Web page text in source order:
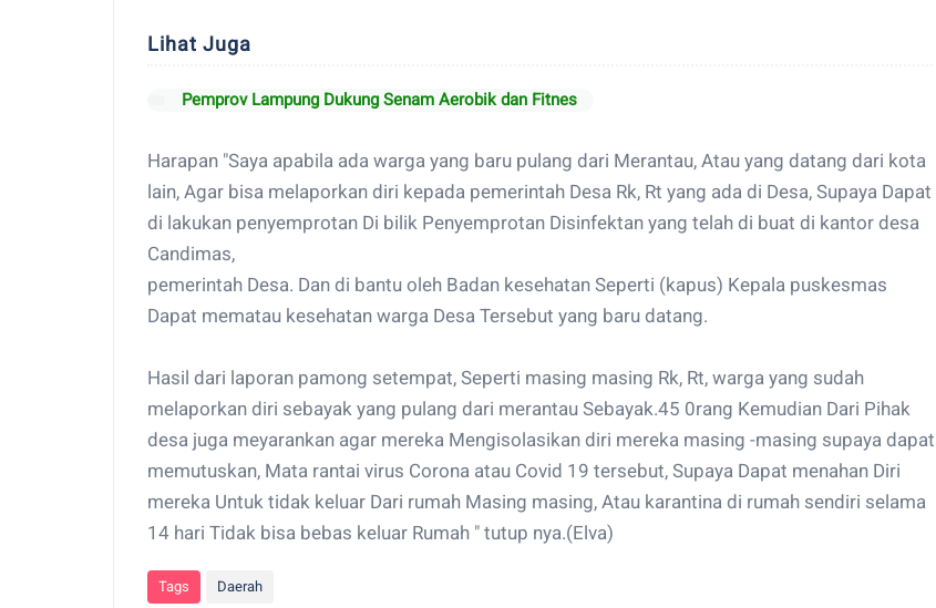
Lihat Juga
Pemprov Lampung Dukung Senam Aerobik dan Fitnes
Harapan "Saya apabila ada warga yang baru pulang dari Merantau, Atau yang datang dari kota
lain, Agar bisa melaporkan diri kepada pemerintah Desa Rk, Rt yang ada di Desa, Supaya Dapat
di lakukan penyemprotan Di bilik Penyemprotan Disinfektan yang telah di buat di kantor desa
Candimas,
pemerintah Desa. Dan di bantu oleh Badan kesehatan Seperti (kapus) Kepala puskesmas
Dapat mematau kesehatan warga Desa Tersebut yang baru datang.
Hasil dari laporan pamong setempat, Seperti masing masing Rk, Rt, warga yang sudah
melaporkan diri sebayak yang pulang dari merantau Sebayak.45 0rang Kemudian Dari Pihak
desa juga meyarankan agar mereka Mengisolasikan diri mereka masing -masing supaya dapat
memutuskan, Mata rantai virus Corona atau Covid 19 tersebut, Supaya Dapat menahan Diri
mereka Untuk tidak keluar Dari rumah Masing masing, Atau karantina di rumah sendiri selama
14 hari Tidak bisa bebas keluar Rumah " tutup nya.(Elva)
Tags Daerah